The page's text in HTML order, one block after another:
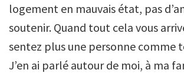
logement en mauvais état, pas
soutenir. Quand tout cela vous
sentez plus une personne comme
J’en ai parlé autour de moi, à ma